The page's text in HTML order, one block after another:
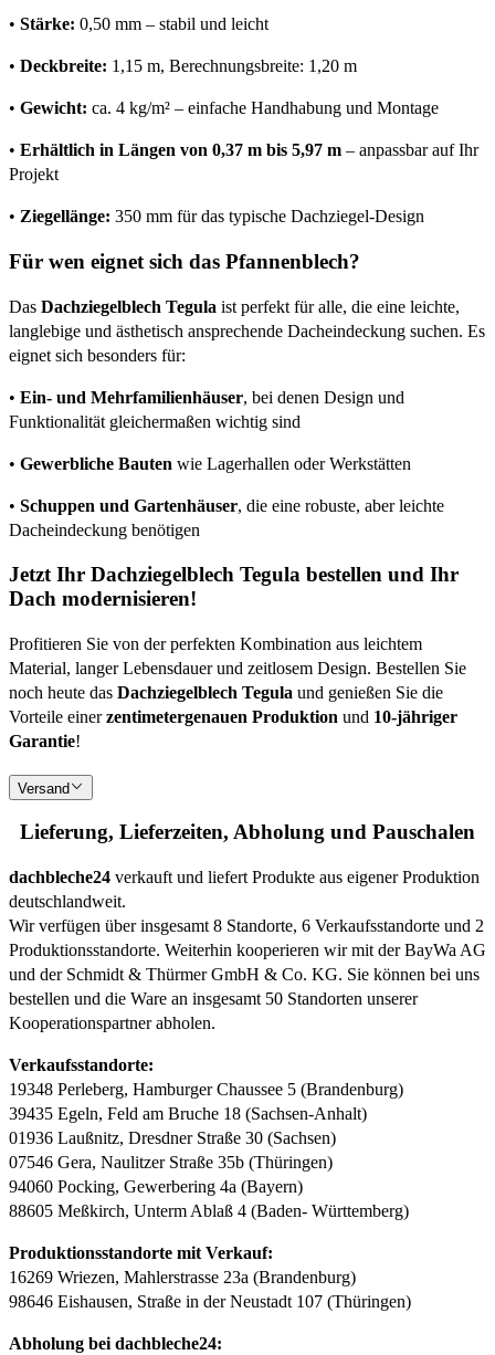
• Stärke: 0,50 mm – stabil und leicht
• Deckbreite: 1,15 m, Berechnungsbreite: 1,20 m
• Gewicht: ca. 4 kg/m² – einfache Handhabung und Montage
• Erhältlich in Längen von 0,37 m bis 5,97 m – anpassbar auf Ihr
Projekt
• Ziegellänge: 350 mm für das typische Dachziegel-Design
Für wen eignet sich das Pfannenblech?
Das Dachziegelblech Tegula ist perfekt für alle, die eine leichte,
langlebige und ästhetisch ansprechende Dacheindeckung suchen. Es
eignet sich besonders für:
• Ein- und Mehrfamilienhäuser, bei denen Design und
Funktionalität gleichermaßen wichtig sind
• Gewerbliche Bauten wie Lagerhallen oder Werkstätten
• Schuppen und Gartenhäuser, die eine robuste, aber leichte
Dacheindeckung benötigen
Jetzt Ihr Dachziegelblech Tegula bestellen und Ihr
Dach modernisieren!
Profitieren Sie von der perfekten Kombination aus leichtem
Material, langer Lebensdauer und zeitlosem Design. Bestellen Sie
noch heute das Dachziegelblech Tegula und genießen Sie die
Vorteile einerzentimetergenauen Produktion und 10-jähriger
Garantie!
Versand
Lieferung, Lieferzeiten, Abholung und Pauschalen
dachbleche24 verkauft und liefert Produkte aus eigener Produktion
deutschlandweit.
Wir verfügen über insgesamt 8 Standorte, 6 Verkaufsstandorte und 2
Produktionsstandorte. Weiterhin kooperieren wir mit der BayWa AG
und der Schmidt & Thürmer GmbH & Co. KG. Sie können bei uns
bestellen und die Ware an insgesamt 50 Standorten unserer
Kooperationspartner abholen.
Verkaufsstandorte:
19348 Perleberg, Hamburger Chaussee 5 (Brandenburg)
39435 Egeln, Feld am Bruche 18 (Sachsen-Anhalt)
01936 Laußnitz, Dresdner Straße 30 (Sachsen)
07546 Gera, Naulitzer Straße 35b (Thüringen)
94060 Pocking, Gewerbering 4a (Bayern)
88605 Meßkirch, Unterm Ablaß 4 (Baden- Württemberg)
Produktionsstandorte mit Verkauf:
16269 Wriezen, Mahlerstrasse 23a (Brandenburg)
98646 Eishausen, Straße in der Neustadt 107 (Thüringen)
Abholung bei dachbleche24: